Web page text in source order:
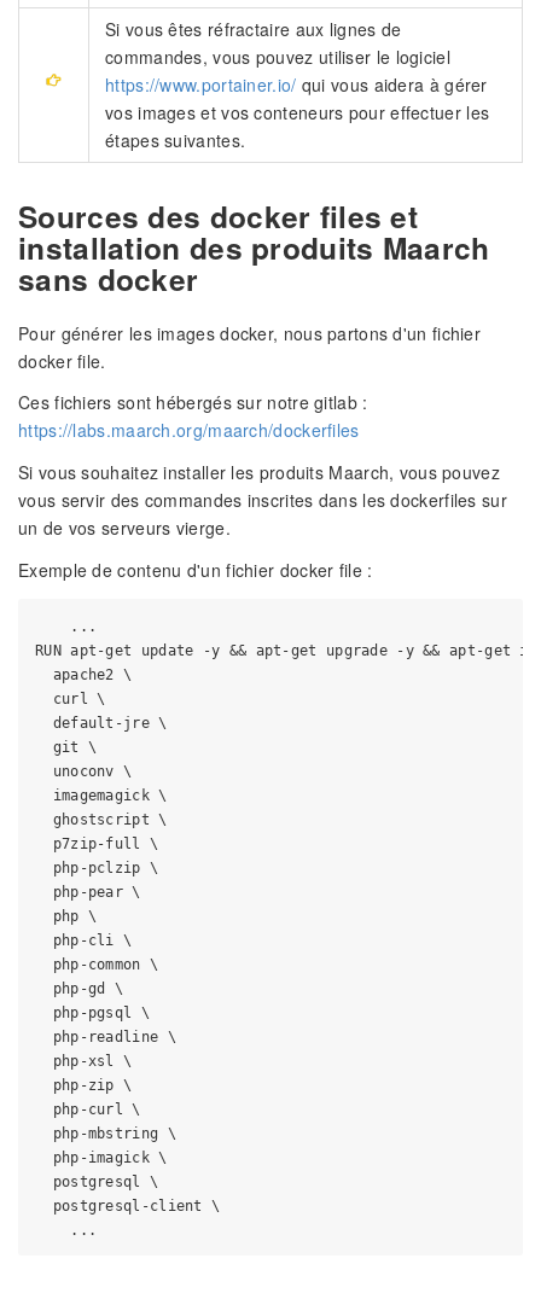
Si vous êtes réfractaire aux lignes de
commandes, vous pouvez utiliser le logiciel
https://www.portainer.io/ qui vous aidera à gérer
vos images et vos conteneurs pour effectuer les
étapes suivantes.
Sources des docker files et
installation des produits Maarch
sans docker
Pour générer les images docker, nous partons d'un fichier
docker file.
Ces fichiers sont hébergés sur notre gitlab :
https://labs.maarch.org/maarch/dockerfiles
Si vous souhaitez installer les produits Maarch, vous pouvez
vous servir des commandes inscrites dans les dockerfiles sur
un de vos serveurs vierge.
Exemple de contenu d'un fichier docker file :
    ...
RUN apt-get update -y && apt-get upgrade -y && apt-get
  apache2 \
  curl \
  default-jre \
  git \
  unoconv \
  imagemagick \
  ghostscript \
  p7zip-full \
  php-pclzip \
  php-pear \
  php \
  php-cli \
  php-common \
  php-gd \
  php-pgsql \
  php-readline \
  php-xsl \
  php-zip \
  php-curl \
  php-mbstring \
  php-imagick \
  postgresql \
  postgresql-client \